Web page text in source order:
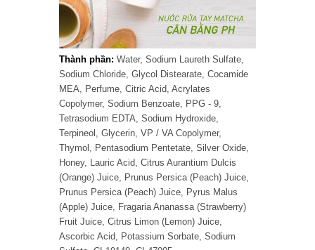
Thành phần: Water, Sodium Laureth Sulfate,
Sodium Chloride, Glycol Distearate, Cocamide
MEA, Perfume, Citric Acid, Acrylates
Copolymer, Sodium Benzoate, PPG - 9,
Tetrasodium EDTA, Sodium Hydroxide,
Terpineol, Glycerin, VP / VA Copolymer,
Thymol, Pentasodium Pentetate, Silver Oxide,
Honey, Lauric Acid, Citrus Aurantium Dulcis
(Orange) Juice, Prunus Persica (Peach) Juice,
Prunus Persica (Peach) Juice, Pyrus Malus
(Apple) Juice, Fragaria Ananassa (Strawberry)
Fruit Juice, Citrus Limon (Lemon) Juice,
Ascorbic Acid, Potassium Sorbate, Sodium